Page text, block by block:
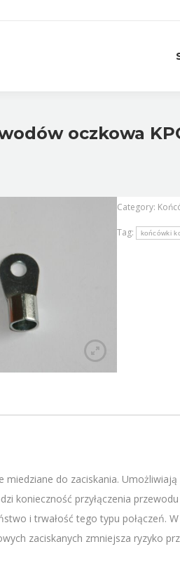
oczkowa
Category:
Tag: końcówki
do zaciskania.
konieczność przyłączenia
i trwałość tego typu połączeń.
zaciskanych zmniejsza ryzyko